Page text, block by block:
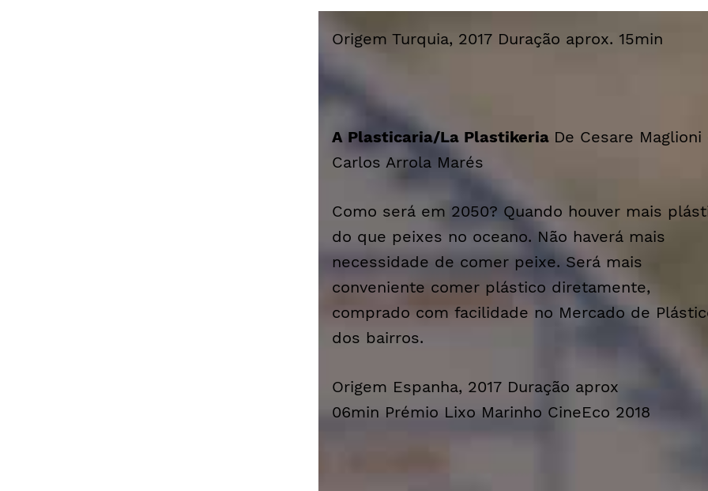
Origem Turquia, 2017 Duração aprox. 15min
A Plasticaria/La Plastikeria De Cesare Maglioni
Carlos Arrola Marés
Como será em 2050? Quando houver mais
do que peixes no oceano. Não haverá mais
necessidade de comer peixe. Será mais
conveniente comer plástico diretamente,
comprado com facilidade no Mercado de
dos bairros.
Origem Espanha, 2017 Duração aprox
06min Prémio Lixo Marinho CineEco 2018